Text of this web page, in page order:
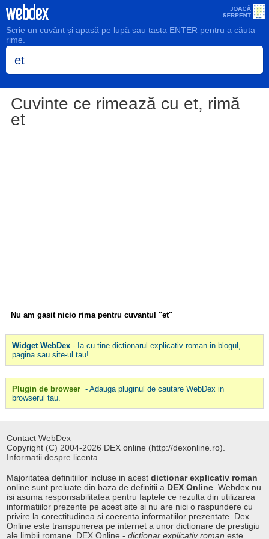
Scrie un cuvânt și apasă pe lupă sau tasta ENTER pentru a căuta
rime.
Cuvinte ce rimează cu et, rimă
et
Nu am gasit nicio rima pentru cuvantul "et"
Widget WebDex- Ia cu tine dictionarul explicativ roman in blogul,
pagina sau site-ul tau!
Plugin de browser - Adauga pluginul de cautare WebDex in
browserul tau.
Contact WebDex
Copyright (C) 2004-2026 DEX online (http://dexonline.ro).
Informatii despre licenta
Majoritatea definitiilor incluse in acestdictionar explicativ roman
online sunt preluate din baza de definitii a DEX Online . Webdex nu
isi asuma responsabilitatea pentru faptele ce rezulta din utilizarea
informatiilor prezente pe acest site si nu are nici o raspundere cu
privire la corectitudinea si coerenta informatiilor prezentate. Dex
Online este transpunerea pe internet a unor dictionare de prestigiu
ale limbii romane. DEX Online -dictionar explicativ roman este